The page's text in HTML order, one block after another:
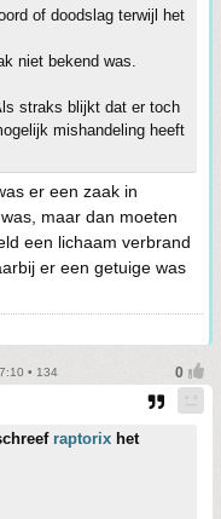
of doodslag terwijl het
niet bekend was.
straks blijkt dat er toch
mishandeling heeft
er een zaak in
maar dan moeten
een lichaam verbrand
er een getuige was
• 134
raptorix het